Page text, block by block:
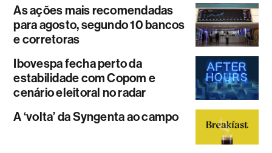
As ações mais recomendadas
para agosto, segundo 10 bancos
e corretoras
Ibovespa fecha perto da
estabilidade com Copom e
cenário eleitoral no radar
A ‘volta’ da Syngenta ao campo